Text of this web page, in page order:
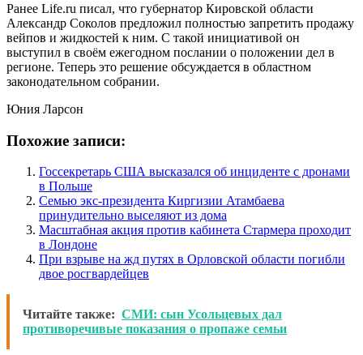
Ранее Life.ru писал, что губернатор Кировской области
Александр Соколов предложил полностью запретить продажу
вейпов и жидкостей к ним. С такой инициативой он
выступил в своём ежегодном послании о положении дел в
регионе. Теперь это решение обсуждается в областном
законодательном собрании.
Юния Ларсон
Похожие записи:
Госсекретарь США высказался об инциденте с дронами
в Польше
Семью экс-президента Киргизии Атамбаева
принудительно выселяют из дома
Масштабная акция против кабинета Стармера проходит
в Лондоне
При взрыве на жд путях в Орловской области погибли
двое росгвардейцев
Читайте также: СМИ: сын Усольцевых дал
противоречивые показания о пропаже семьи